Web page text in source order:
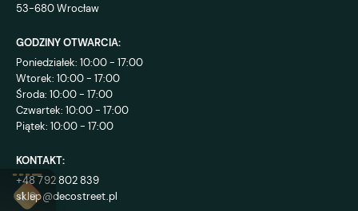
53-680 Wrocław
GODZINY OTWARCIA:
Poniedziałek: 10:00 - 17:00
Wtorek: 10:00 - 17:00
Środa: 10:00 - 17:00
Czwartek: 10:00 - 17:00
Piątek: 10:00 - 17:00
KONTAKT:
+48 792 802 839
sklep@decostreet.pl
4.9